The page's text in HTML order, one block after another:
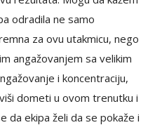
odradila ne samo
za ovu utakmicu, nego
angažovanjem sa velikim
i koncentraciju,
dometi u ovom trenutku i
da ekipa želi da se pokaže i